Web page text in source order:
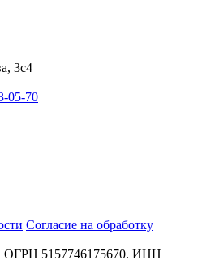
3с4
05-70
Согласие на обработку
5157746175670. ИНН